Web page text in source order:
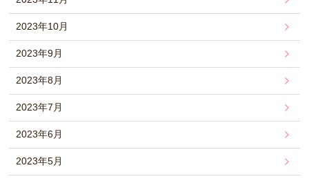
2023年10月
2023年9月
2023年8月
2023年7月
2023年6月
2023年5月